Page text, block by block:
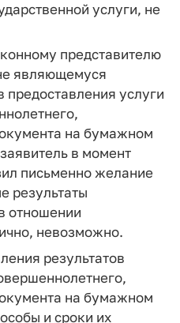
услуги, не
представителю
являющемуся
предоставления услуги
на бумажном
в момент
письменно желание
результаты
отношении
невозможно.
результатов
на бумажном
и сроки их